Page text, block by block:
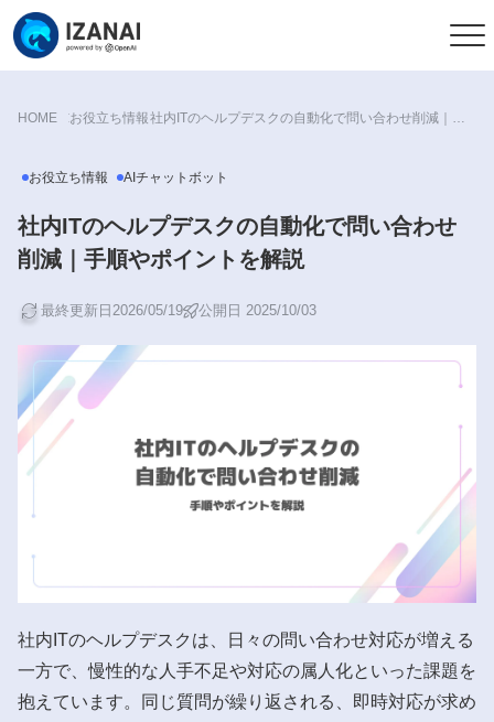
HOME お役立ち情報 社内ITのヘルプデスクの自動化で問い合わせ削減｜手順やポイントを解説
お役立ち情報 AIチャットボット
社内ITのヘルプデスクの自動化で問い合わせ
削減｜手順やポイントを解説
最終更新日2026/05/19 公開日 2025/10/03
社内ITのヘルプデスクは、日々の問い合わせ対応が増える
一方で、慢性的な人手不足や対応の属人化といった課題を
抱えています。同じ質問が繰り返される、即時対応が求め